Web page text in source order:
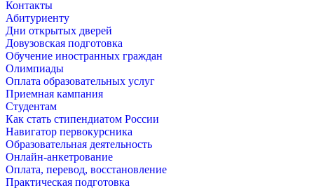
Контакты
Абитуриенту
Дни открытых дверей
Довузовская подготовка
Обучение иностранных граждан
Олимпиады
Оплата образовательных услуг
Приемная кампания
Студентам
Как стать стипендиатом России
Навигатор первокурсника
Образовательная деятельность
Онлайн-анкетрование
Оплата, перевод, восстановление
Практическая подготовка